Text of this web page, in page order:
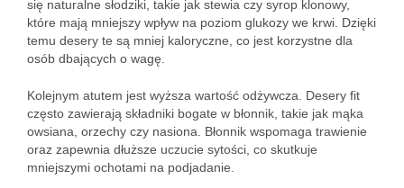
się naturalne słodziki, takie jak stewia czy syrop klonowy,
które mają mniejszy wpływ na poziom glukozy we krwi. Dzięki
temu desery te są mniej kaloryczne, co jest korzystne dla
osób dbających o wagę.
Kolejnym atutem jest wyższa wartość odżywcza. Desery fit
często zawierają składniki bogate w błonnik, takie jak mąka
owsiana, orzechy czy nasiona. Błonnik wspomaga trawienie
oraz zapewnia dłuższe uczucie sytości, co skutkuje
mniejszymi ochotami na podjadanie.